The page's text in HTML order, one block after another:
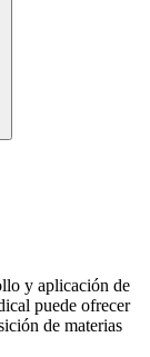
y aplicación de
puede ofrecer
de materias